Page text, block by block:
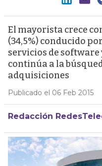
El mayorista crece
(34,5%) conducido
servicios de
continúa a la
adquisiciones
Publicado el 06 Feb 2015
Redacción